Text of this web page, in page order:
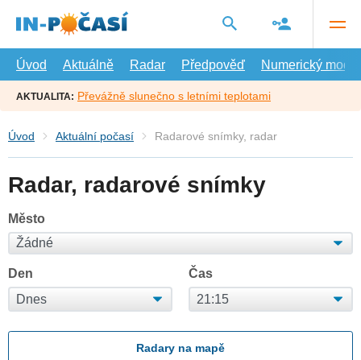
hlavní
Úvod
Aktuálně Radar Předpověď Numerický model
AKTUALITA: Převážně slunečno s letními teplotami
Úvod Aktuální počasí Radarové snímky, radar
Radar, radarové snímky
Město
Den Čas
Radary na mapě